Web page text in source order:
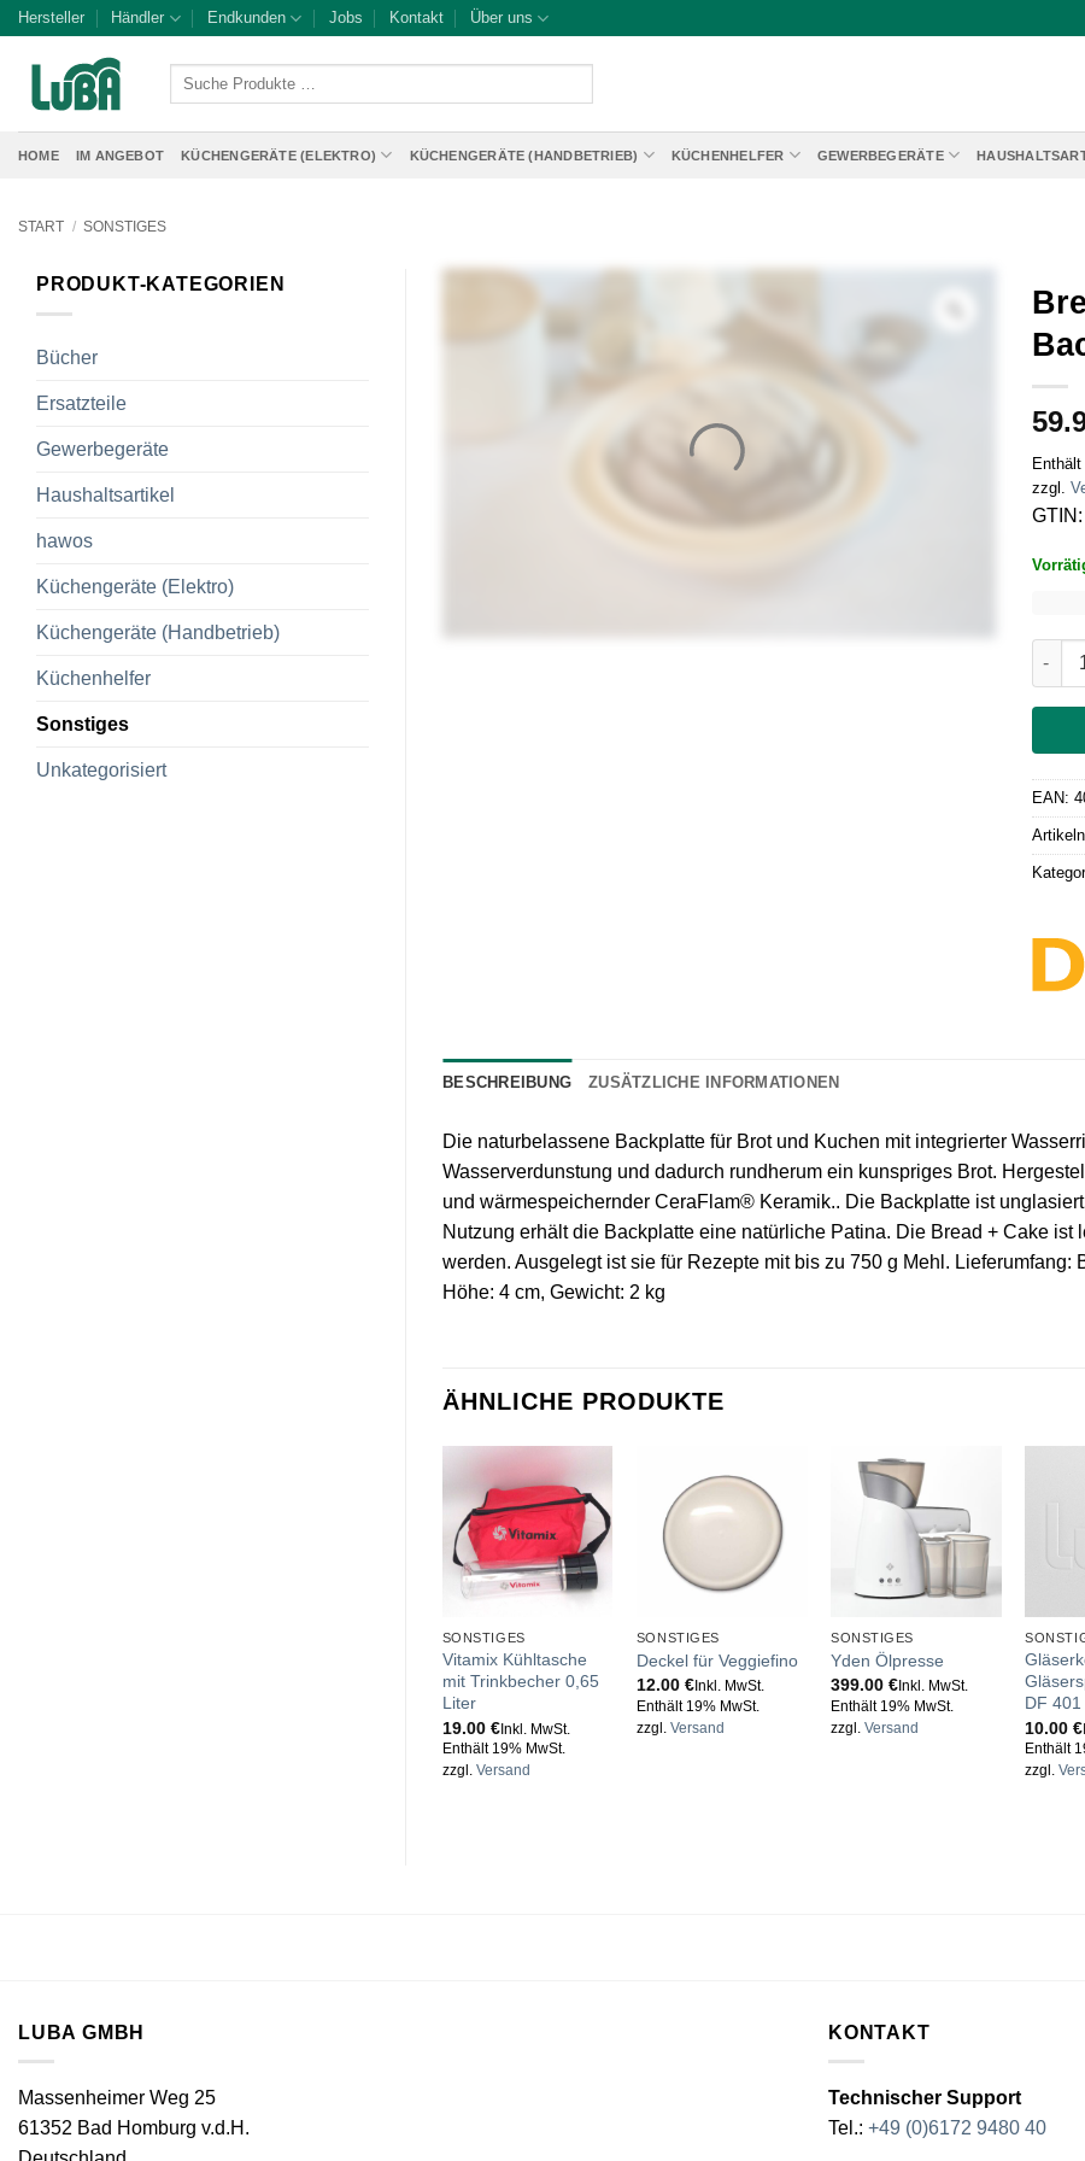
Zum
springen
Hersteller Händler Endkunden Jobs Kontakt Über uns
Suche
HOME IM ANGEBOT KÜCHENGERÄTE (ELEKTRO) KÜCHENGERÄTE (HANDBETRIEB) KÜCHENHELFER GEWERBEGERÄTE
START / SONSTIGES
PRODUKT-KATEGORIEN
Bücher
Ersatzteile
Gewerbegeräte
Haushaltsartikel
hawos
Küchengeräte (Elektro)
Küchengeräte (Handbetrieb)
Küchenhelfer
Sonstiges
Unkategorisiert
zzgl.
EAN:
BESCHREIBUNG ZUSÄTZLICHE INFORMATIONEN
Die naturbelassene Backplatte für Brot und Kuchen mit integrierter
Wasserverdunstung und dadurch rundherum ein kunspriges Brot.
und wärmespeichernder CeraFlam® Keramik.. Die Backplatte ist
Nutzung erhält die Backplatte eine natürliche Patina. Die Bread + Cake
werden. Ausgelegt ist sie für Rezepte mit bis zu 750 g Mehl.
Höhe: 4 cm, Gewicht: 2 kg
ÄHNLICHE PRODUKTE
SONSTIGES
Vitamix Kühltasche
mit Trinkbecher 0,65
Liter
19.00 €Inkl. MwSt.
Enthält 19% MwSt.
zzgl. Versand
SONSTIGES
Deckel für Veggiefino
12.00 €Inkl. MwSt.
Enthält 19% MwSt.
zzgl. Versand
SONSTIGES
Yden Ölpresse
399.00€ Inkl. MwSt.
Enthält 19% MwSt.
zzgl.Versand
DF 401
10.00€
Enthält
zzgl.
LUBA GMBH
Massenheimer Weg 25
61352 Bad Homburg v.d.H.
KONTAKT
Technischer Support
Tel.: +49 (0)6172 9480 40